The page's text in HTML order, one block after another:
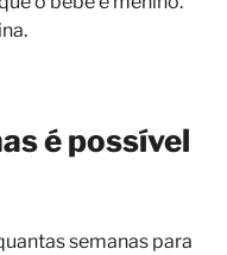
é possível
semanas para